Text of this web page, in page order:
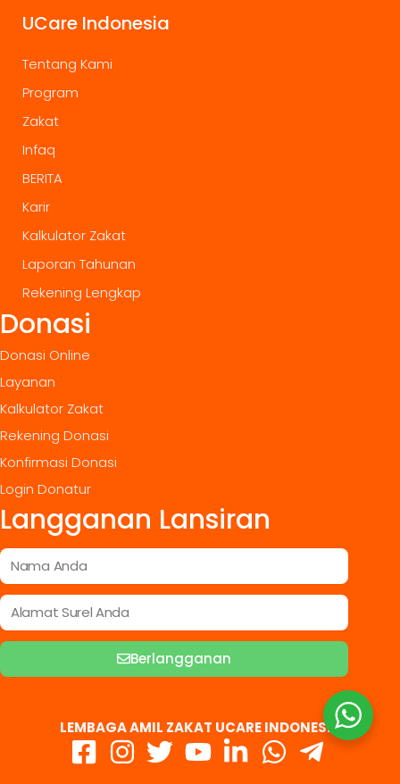
UCare Indonesia
Tentang Kami
Program
Zakat
Infaq
BERITA
Karir
Kalkulator Zakat
Laporan Tahunan
Rekening Lengkap
Donasi
Donasi Online
Layanan
Kalkulator Zakat
Rekening Donasi
Konfirmasi Donasi
Login Donatur
Langganan Lansiran
Berlangganan
LEMBAGA AMIL ZAKAT UCARE INDONESIA